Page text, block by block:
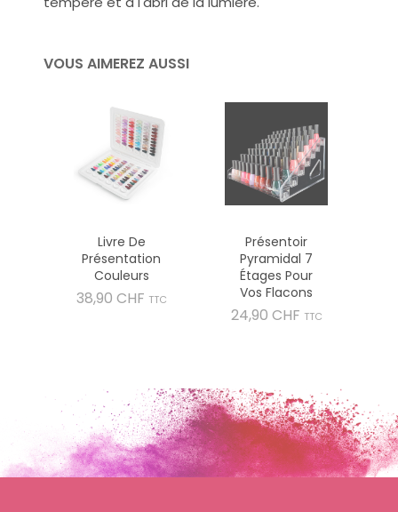
VOUS AIMEREZ AUSSI
Livre De
Présentation
Couleurs
38,90 CHF Prix
TTC
Présentoir
Pyramidal 7
Étages Pour
Vos Flacons
24,90 CHF Prix
TTC